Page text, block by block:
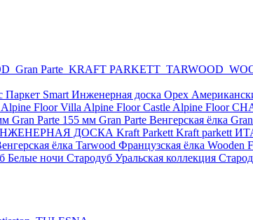
Gran Parte KRAFT PARKETT TARWOOD
Паркет Smart Инженерная доска Орех
Alpine Floor Villa Alpine Floor Castle Alpine Floor
Gran Parte 155 мм Gran Parte Венгерская ёлка
ДОСКА Kraft Parkett Kraft parkett
ёлка Tarwood Французская ёлка Wooden
Белые ночи Стародуб Уральская коллекция